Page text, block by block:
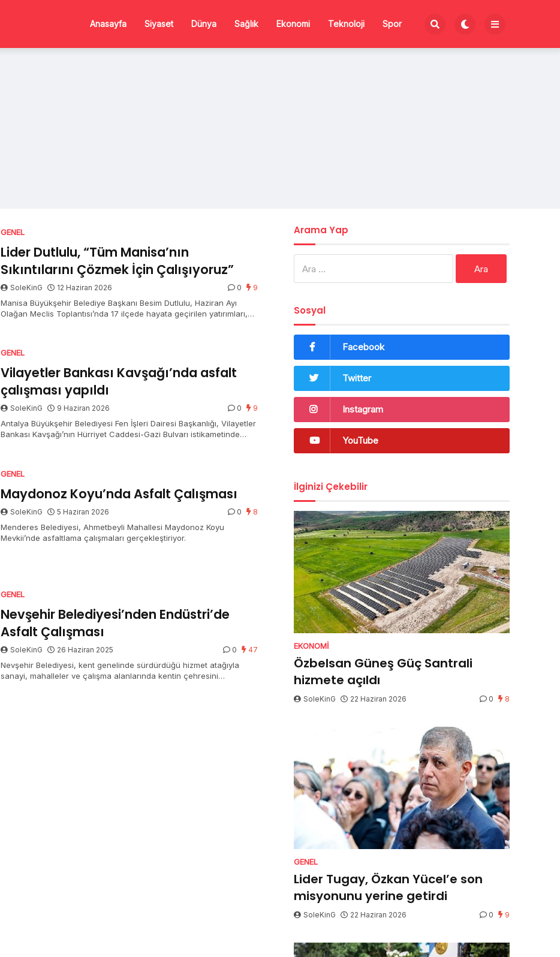
Anasayfa Siyaset Dünya Sağlık Ekonomi Teknoloji Spor
GENEL
Lider Dutlulu, “Tüm Manisa’nın
Sıkıntılarını Çözmek İçin Çalışıyoruz”
SoleKinG 12 Haziran 2026 0 9
Manisa Büyükşehir Belediye Başkanı Besim Dutlulu, Haziran Ayı
Olağan Meclis Toplantısı’nda 17 ilçede hayata geçirilen yatırımları,
duraksama olmayacağını söyledi.
GENEL
Vilayetler Bankası Kavşağı’nda asfalt
çalışması yapıldı
SoleKinG 9 Haziran 2026 0 9
Antalya Büyükşehir Belediyesi Fen İşleri Dairesi Başkanlığı, Vilayetler
Bankası Kavşağı’nın Hürriyet Caddesi-Gazi Bulvarı istikametinde
GENEL
Maydonoz Koyu’nda Asfalt Çalışması
SoleKinG 5 Haziran 2026 0 8
Menderes Belediyesi, Ahmetbeyli Mahallesi Maydonoz Koyu
Mevkii’nde asfaltlama çalışmaları gerçekleştiriyor.
GENEL
Nevşehir Belediyesi’nden Endüstri’de
Asfalt Çalışması
SoleKinG 26 Haziran 2025 0 47
Nevşehir Belediyesi, kent genelinde sürdürdüğü hizmet atağıyla
sanayi, mahalleler ve çalışma alanlarında kentin çehresini
Arama Yap
Sosyal
Facebook
Twitter
Instagram
YouTube
İlginizi Çekebilir
EKONOMI
Özbelsan Güneş Güç Santrali
hizmete açıldı
SoleKinG 22 Haziran 2026 0 8
GENEL
Lider Tugay, Özkan Yücel’e son
misyonunu yerine getirdi
SoleKinG 22 Haziran 2026 0 9